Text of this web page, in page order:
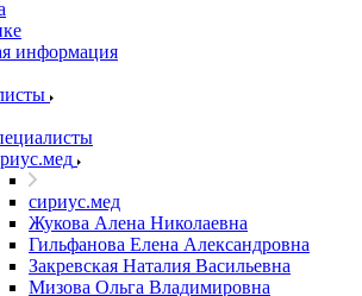
информация
сириус.мед
Жукова Алена Николаевна
Гильфанова Елена Александровна
Закревская Наталия Васильевна
Мизова Ольга Владимировна